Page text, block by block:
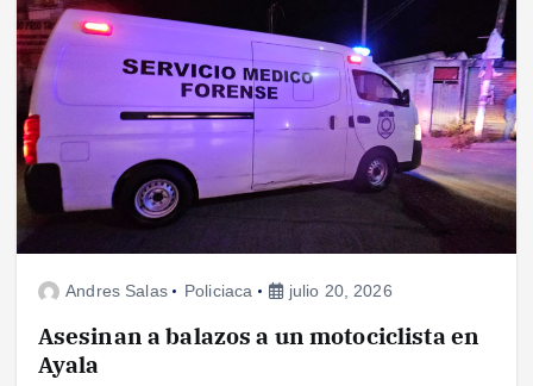
Andres Salas Policiaca julio 20, 2026
Asesinan a balazos a un motociclista en
Ayala